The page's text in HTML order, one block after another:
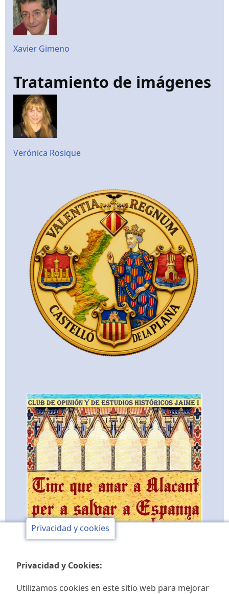
Xavier Gimeno
Tratamiento de imágenes
Verónica Rosique
Privacidad y cookies
Privacidad y Cookies:
Utilizamos cookies en este sitio web para mejorar